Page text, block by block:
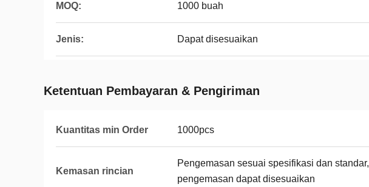
MOQ: 1000 buah
Jenis: Dapat disesuaikan
Ketentuan Pembayaran & Pengiriman
Kuantitas min Order 1000pcs
Kemasan rincian
Pengemasan sesuai spesifikasi dan standar,
pengemasan dapat disesuaikan